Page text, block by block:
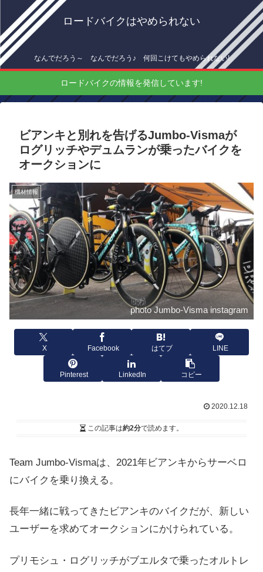
ロードバイクはやめられない
なんでだろう～ なんでだろう♪ 何回こけてもやめられない!
ロードバイクの情報を発信しています!
ビアンキと別れを告げるJumbo-Vismaが
ログリッチやデュムランが乗ったバイクを
オークションに
機材情報
photo Jumbo-Visma instagram
X Facebook はてブ LINE
Pinterest LinkedIn コピー
2020.12.18
この記事は約2分で読めます。
Team Jumbo-Vismaは、2021年ビアンキからサーベロ
にバイクを乗り換える。
長年一緒に戦ってきたビアンキのバイクだが、新しい
ユーザーを求めてオークションにかけられている。
プリモシュ・ログリッチがブエルタで乗ったオルトレ